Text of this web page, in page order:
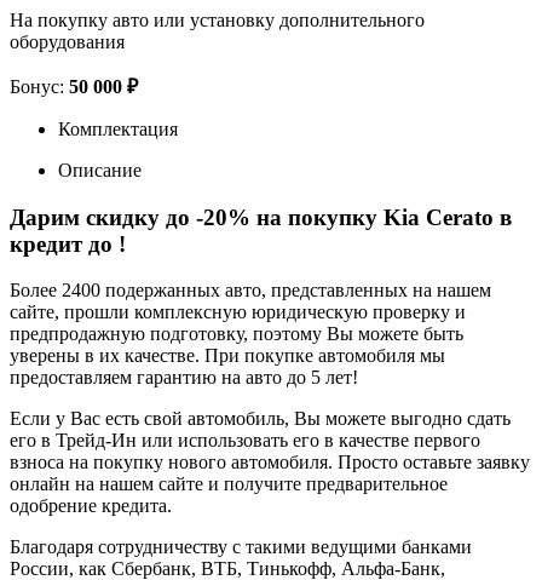
На покупку авто или установку дополнительного
оборудования
Бонус: 50 000 ₽
Комплектация
Описание
Дарим скидку до -20% на покупку Kia Cerato в
кредит до !
Более 2400 подержанных авто, представленных на нашем
сайте, прошли комплексную юридическую проверку и
предпродажную подготовку, поэтому Вы можете быть
уверены в их качестве. При покупке автомобиля мы
предоставляем гарантию на авто до 5 лет!
Если у Вас есть свой автомобиль, Вы можете выгодно сдать
его в Трейд-Ин или использовать его в качестве первого
взноса на покупку нового автомобиля. Просто оставьте заявку
онлайн на нашем сайте и получите предварительное
одобрение кредита.
Благодаря сотрудничеству с такими ведущими банками
России, как Сбербанк, ВТБ, Тинькофф, Альфа-Банк,